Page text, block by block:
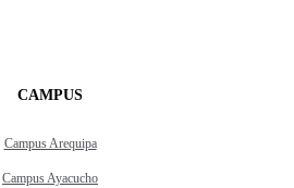
CAMPUS
Campus Arequipa
Campus Ayacucho